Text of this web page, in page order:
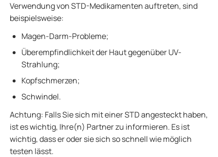
Verwendung von STD-Medikamenten auftreten, sind
beispielsweise:
Magen-Darm-Probleme;
Überempfindlichkeit der Haut gegenüber UV-
Strahlung;
Kopfschmerzen;
Schwindel.
Achtung: Falls Sie sich mit einer STD angesteckt haben,
ist es wichtig, Ihre(n) Partner zu informieren. Es ist
wichtig, dass er oder sie sich so schnell wie möglich
testen lässt.